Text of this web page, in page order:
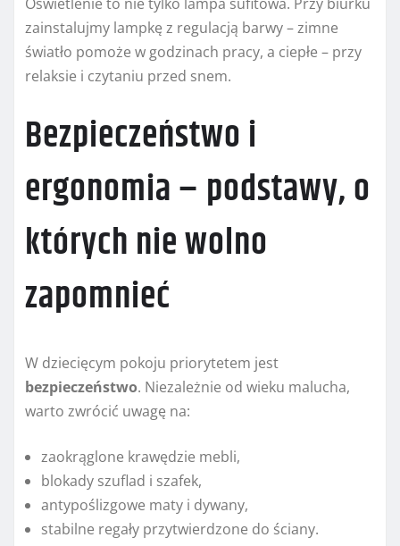
zainstalujmy lampkę z regulacją barwy – zimne
światło pomoże w godzinach pracy, a ciepłe – przy
relaksie i czytaniu przed snem.
Bezpieczeństwo i
ergonomia – podstawy, o
których nie wolno
zapomnieć
W dziecięcym pokoju priorytetem jest
bezpieczeństwo. Niezależnie od wieku malucha,
warto zwrócić uwagę na:
zaokrąglone krawędzie mebli,
blokady szuflad i szafek,
antypoślizgowe maty i dywany,
stabilne regały przytwierdzone do ściany.